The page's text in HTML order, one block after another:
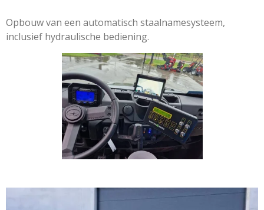
Opbouw van een automatisch staalnamesysteem,
inclusief hydraulische bediening.